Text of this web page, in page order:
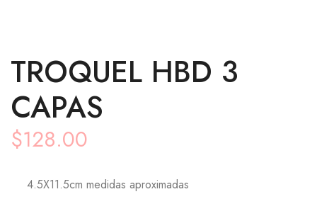
TROQUEL HBD 3
CAPAS
$128.00
4.5X11.5cm medidas aproximadas